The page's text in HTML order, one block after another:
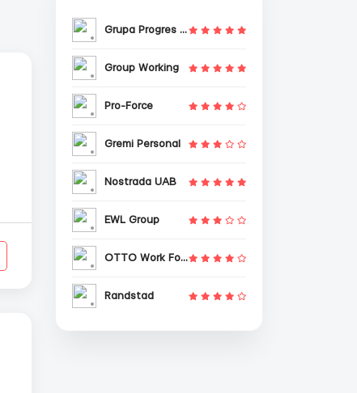
Grupa Progres Sp. z o.o.
Group Working
Pro-Force
Gremi Personal
Nostrada UAB
EWL Group
OTTO Work Force
Randstad